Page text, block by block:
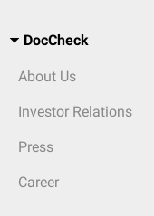
DocCheck
About Us
Investor Relations
Press
Career